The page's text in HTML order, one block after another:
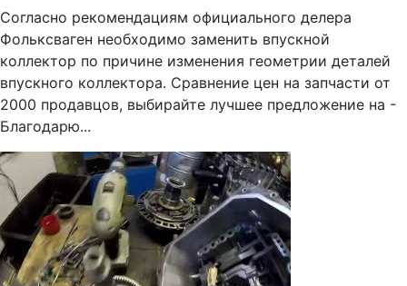
Согласно рекомендациям официального делера
Фольксваген необходимо заменить впускной
коллектор по причине изменения геометрии деталей
впускного коллектора. Сравнение цен на запчасти от
2000 продавцов, выбирайте лучшее предложение на -
Благодарю...